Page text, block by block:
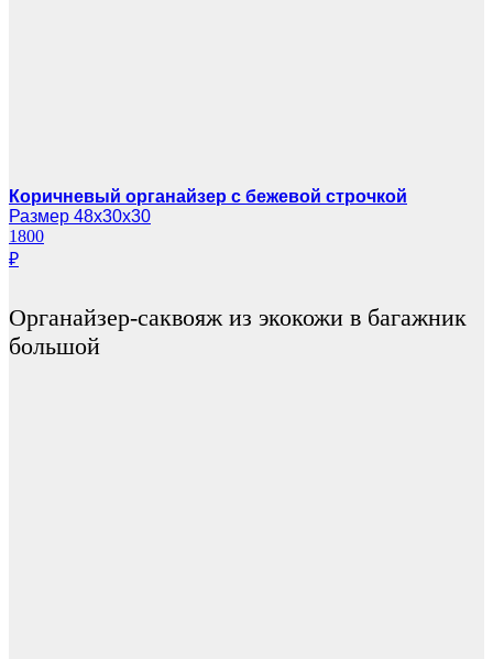
Коричневый органайзер с бежевой строчкой
Размер 48х30х30
1800
₽
Органайзер-саквояж из экокожи в багажник
большой